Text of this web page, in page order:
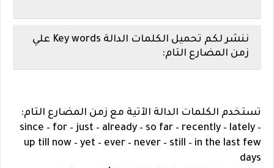
ننشر لكم تحميل الكلمات الدالة Key words
علي
زمن المضارع التام:
تستخدم الكلمات الدالة الآتية مع زمن المضارع التام:
since – for – just – already – so far – recently – lately –
up till now – yet – ever – never – still – in the last few
days